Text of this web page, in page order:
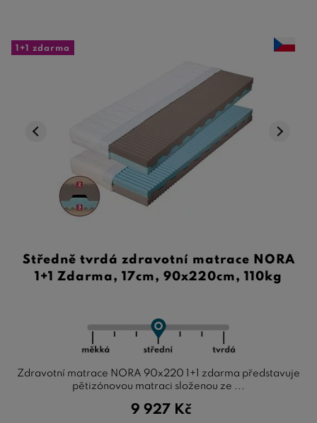
1+1 zdarma
Středně tvrdá zdravotní matrace NORA
1+1 Zdarma, 17cm, 90x220cm, 110kg
Zdravotní matrace NORA 90x220 1+1 zdarma představuje
pětizónovou matraci složenou ze ...
9 927 Kč